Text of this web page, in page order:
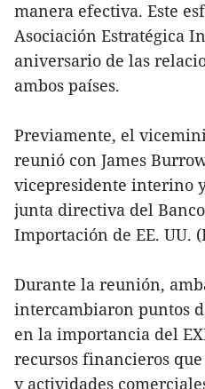
manera efectiva. Este
Asociación Estratégica
aniversario de las
ambos países.
Previamente, el
reunió con James
vicepresidente interino
junta directiva del
Importación de EE. UU.
Durante la reunión,
intercambiaron puntos
en la importancia del
recursos financieros
y actividades